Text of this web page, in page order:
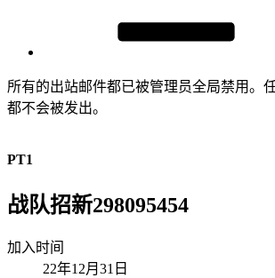
所有的出站邮件都已被管理员全局禁用。
都不会被发出。
PT1
战队招新298095454
加入时间
22年12月31日